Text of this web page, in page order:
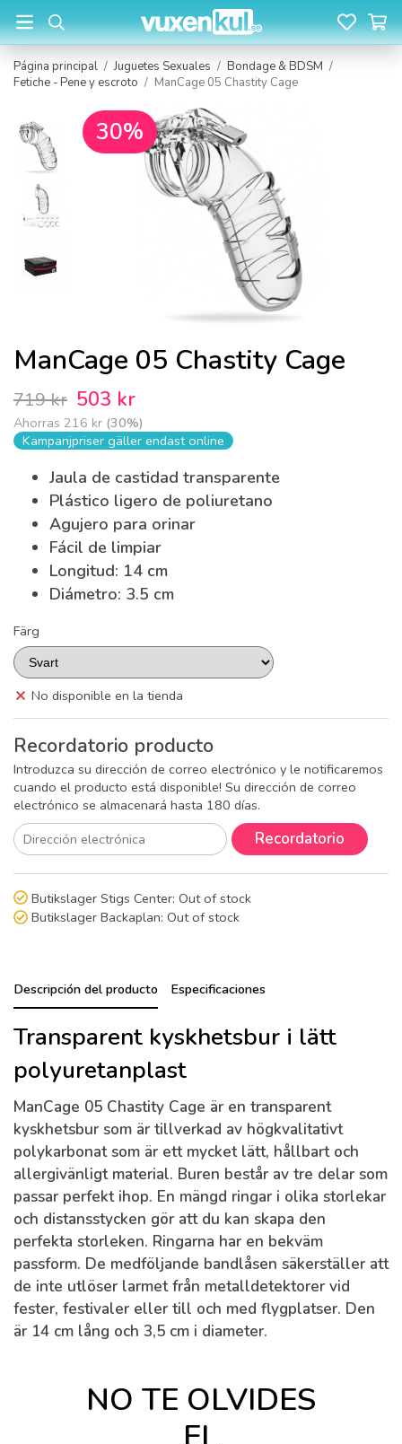
Página principal / Juguetes Sexuales / Bondage & BDSM /
Fetiche - Pene y escroto / ManCage 05 Chastity Cage
30%
ManCage 05 Chastity Cage
719 kr 503 kr
Ahorras 216 kr (30%)
Kampanjpriser gäller endast online
Jaula de castidad transparente
Plástico ligero de poliuretano
Agujero para orinar
Fácil de limpiar
Longitud: 14 cm
Diámetro: 3.5 cm
Färg
No disponible en la tienda
Recordatorio producto
Introduzca su dirección de correo electrónico y le notificaremos
cuando el producto está disponible! Su dirección de correo
electrónico se almacenará hasta 180 días.
Recordatorio
Butikslager Stigs Center: Out of stock
Butikslager Backaplan: Out of stock
Descripción del producto Especificaciones
Transparent kyskhetsbur i lätt
polyuretanplast
ManCage 05 Chastity Cage är en transparent
kyskhetsbur som är tillverkad av högkvalitativt
polykarbonat som är ett mycket lätt, hållbart och
allergivänligt material. Buren består av tre delar som
passar perfekt ihop. En mängd ringar i olika storlekar
och distansstycken gör att du kan skapa den
perfekta storleken. Ringarna har en bekväm
passform. De medföljande bandlåsen säkerställer att
de inte utlöser larmet från metalldetektorer vid
fester, festivaler eller till och med flygplatser. Den
är 14 cm lång och 3,5 cm i diameter.
NO TE OLVIDES